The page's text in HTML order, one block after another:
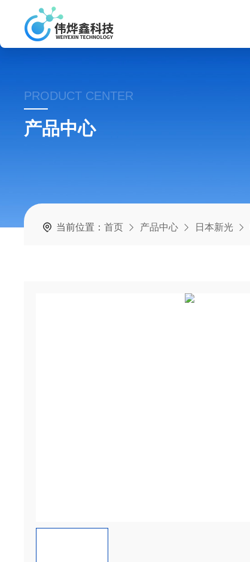
PRODUCT CENTER
产品中心
当前位置：首页 产品中心 日本新光